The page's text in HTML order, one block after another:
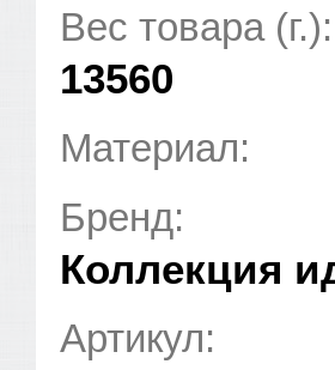
Вес товара (г.):
13560
Материал:
Бренд:
Коллекция
Артикул: